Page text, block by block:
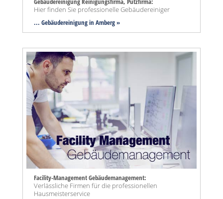
Hier finden Sie professionelle Gebäudereiniger
... Gebäudereinigung in Amberg »
Facility-Management Gebäudemanagement:
Verlässliche Firmen für die professionellen
Hausmeisterservice